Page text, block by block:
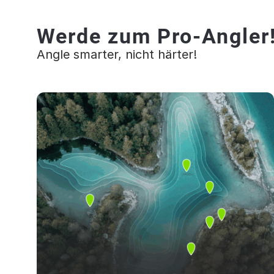
Werde zum Pro-
Angle smarter, nicht härter!